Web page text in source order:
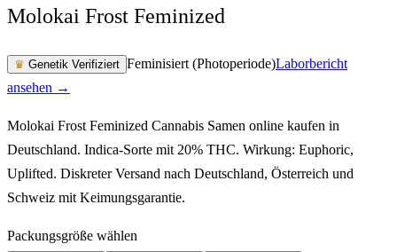
Molokai Frost Feminized
♛ Genetik Verifiziert Feminisiert (Photoperiode)Laborbericht
ansehen →
Molokai Frost Feminized Cannabis Samen online kaufen in
Deutschland. Indica-Sorte mit 20% THC. Wirkung: Euphoric,
Uplifted. Diskreter Versand nach Deutschland, Österreich und
Schweiz mit Keimungsgarantie.
Packungsgröße wählen